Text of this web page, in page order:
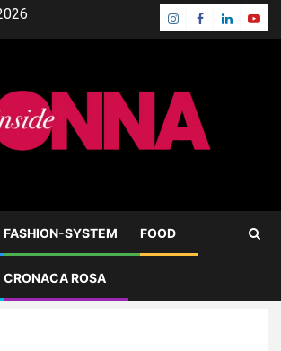
Instagram
Facebook
Linkedin
FASHION-SYSTEM FOOD
CRONACA ROSA
IL NUOVO CORTOMETRAGGIO DISNEY